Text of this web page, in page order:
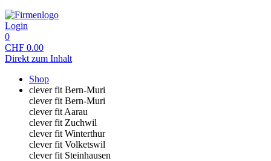
Login
0
CHF 0.00
Direkt zum Inhalt
Shop
clever fit Bern-Muri
clever fit Bern-Muri
clever fit Aarau
clever fit Zuchwil
clever fit Winterthur
clever fit Volketswil
clever fit Steinhausen